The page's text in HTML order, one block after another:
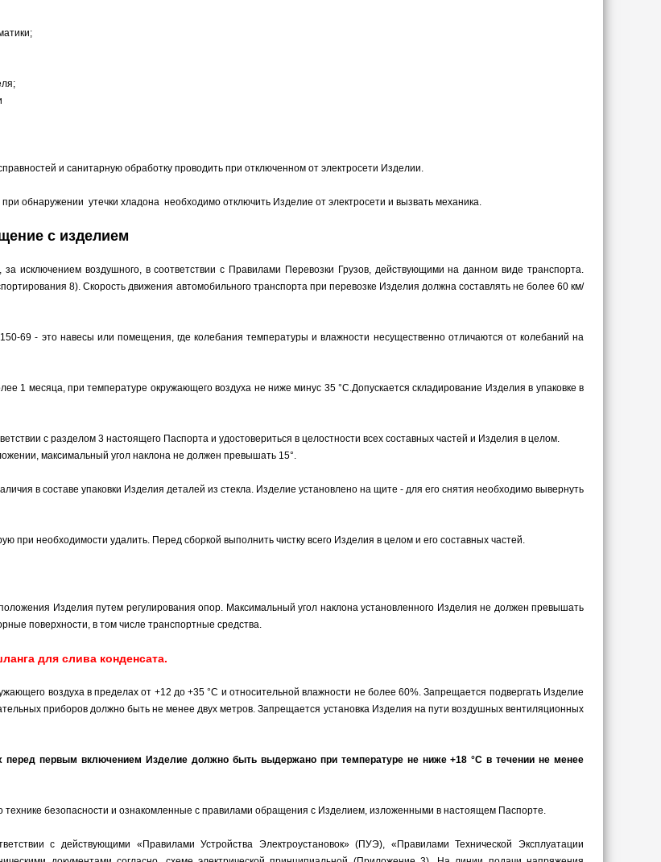
и санитарную обработку проводить при отключенном от электросети Изделии.
обнаружении утечки хладона необходимо отключить Изделие от электросети и вызвать механика.
с изделием
исключением воздушного, в соответствии с Правилами Перевозки Грузов, действующими на данном виде транспорта.
8). Скорость движения автомобильного транспорта при перевозке Изделия должна составлять не более 60 км/
69 - это навесы или помещения, где колебания температуры и влажности несущественно отличаются от колебаний на
1 месяца, при температуре окружающего воздуха не ниже минус 35 °С.Допускается складирование Изделия в упаковке в
с разделом 3 настоящего Паспорта и удостовериться в целостности всех составных частей и Изделия в целом.
максимальный угол наклона не должен превышать 15°.
в составе упаковки Изделия деталей из стекла. Изделие установлено на щите - для его снятия необходимо вывернуть
необходимости удалить. Перед сборкой выполнить чистку всего Изделия в целом и его составных частей.
Изделия путем регулирования опор. Максимальный угол наклона установленного Изделия не должен превышать
поверхности, в том числе транспортные средства.
для слива конденсата.
воздуха в пределах от +12 до +35 °С и относительной влажности не более 60%. Запрещается подвергать Изделие
приборов должно быть не менее двух метров. Запрещается установка Изделия на пути воздушных вентиляционных
первым включением Изделие должно быть выдержано при температуре не ниже +18 °С в течении не менее
безопасности и ознакомленные с правилами обращения с Изделием, изложенными в настоящем Паспорте.
с действующими «Правилами Устройства Электроустановок» (ПУЭ), «Правилами Технической Эксплуатации